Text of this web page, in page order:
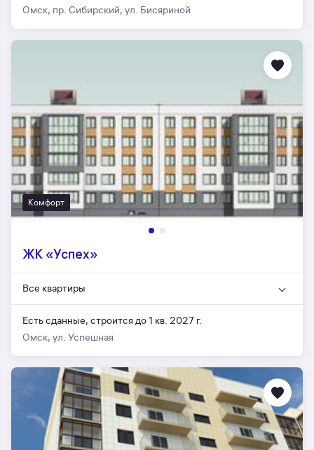
Омск, пр. Сибирский, ул. Бисяриной
Комфорт
ЖК «Успех»
Все квартиры
Есть сданные, строится до 1 кв. 2027 г.
Омск, ул. Успешная